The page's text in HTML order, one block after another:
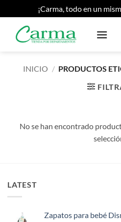
¡Carma, todo en un
INICIO / PRODUCTOS
No se han encontrado
LATEST
Zapatos para bebé